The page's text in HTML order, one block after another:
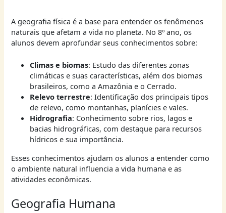
A geografia física é a base para entender os fenômenos
naturais que afetam a vida no planeta. No 8º ano, os
alunos devem aprofundar seus conhecimentos sobre:
Climas e biomas: Estudo das diferentes zonas
climáticas e suas características, além dos biomas
brasileiros, como a Amazônia e o Cerrado.
Relevo terrestre: Identificação dos principais tipos
de relevo, como montanhas, planícies e vales.
Hidrografia: Conhecimento sobre rios, lagos e
bacias hidrográficas, com destaque para recursos
hídricos e sua importância.
Esses conhecimentos ajudam os alunos a entender como
o ambiente natural influencia a vida humana e as
atividades econômicas.
Geografia Humana